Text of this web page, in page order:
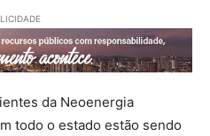
da Neoenergia
todo o estado estão sendo